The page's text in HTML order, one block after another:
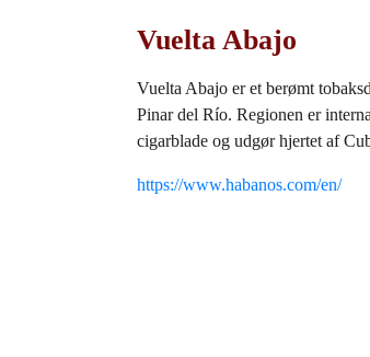
Vuelta Abajo
Vuelta Abajo er et berømt
Pinar del Río. Regionen er
cigarblade og udgør hjertet af
https://www.habanos.com/en/